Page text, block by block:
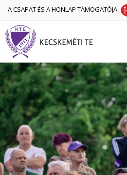
A CSAPAT ÉS A HONLAP TÁMOGATÓJA: